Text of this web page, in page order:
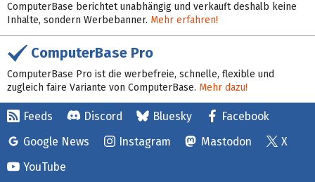
ComputerBase berichtet unabhängig und verkauft deshalb keine
Inhalte, sondern Werbebanner. Mehr erfahren!
ComputerBase Pro
ComputerBase Pro ist die werbefreie, schnelle, flexible und
zugleich faire Variante von ComputerBase. Mehr dazu!
Feeds Discord Bluesky
Facebook
Google News
Instagram Mastodon
X
YouTube